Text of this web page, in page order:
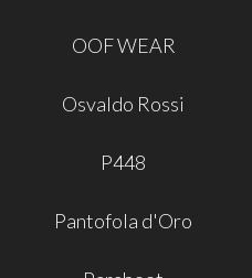
OOF WEAR
Osvaldo Rossi
P448
Pantofola d'Oro